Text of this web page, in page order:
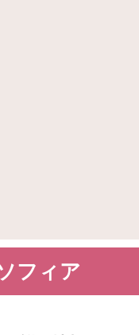
フィア